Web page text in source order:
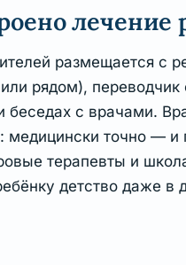
лечение
размещается с
рядом),
беседах с врачами.
медицински точно — и
терапевты и
детство даже в